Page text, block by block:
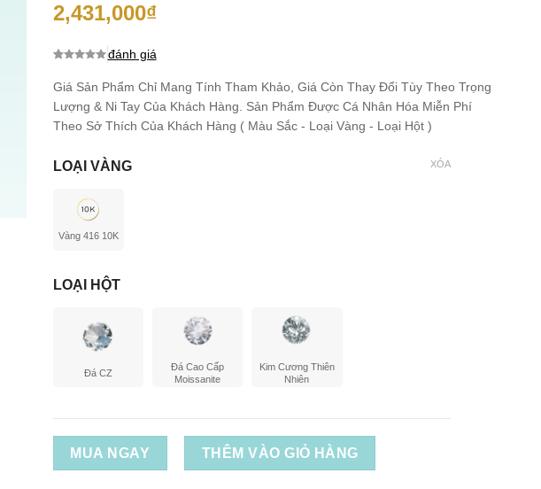
2,431,000₫
dựa trên
đánh giá
đánh giá
Giá Sản Phẩm Chỉ Mang Tính Tham Khảo, Giá Còn Thay Đổi Tùy Theo Trọng
Lượng & Ni Tay Của Khách Hàng. Sản Phẩm Được Cá Nhân Hóa Miễn Phí
Theo Sở Thích Của Khách Hàng ( Màu Sắc - Loại Vàng - Loại Hột )
LOẠI VÀNG
Vàng 416 10K
LOẠI HỘT
Đá CZ
Đá Cao Cấp
Moissanite
Kim Cương Thiên
Nhiên
XÓA
MUA NGAY THÊM VÀO GIỎ HÀNG